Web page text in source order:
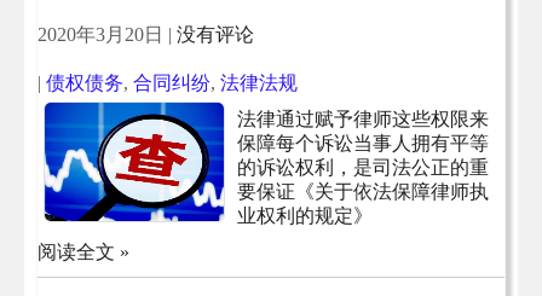
2020年3月20日 | 没有评论
| 债权债务, 合同纠纷, 法律法规
法律通过赋予律师这些权限来
保障每个诉讼当事人拥有平等
的诉讼权利，是司法公正的重
要保证《关于依法保障律师执
业权利的规定》
阅读全文 »